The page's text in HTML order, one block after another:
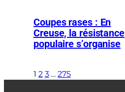
Coupes rases : En
Creuse, la résistance
populaire s’organise
1 2 3 … 275